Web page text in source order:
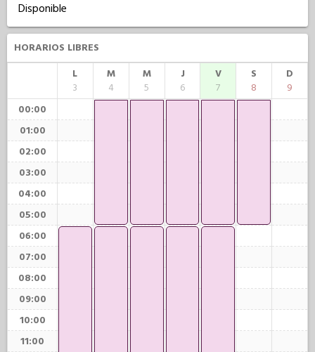
Disponible
HORARIOS LIBRES
L
3
M
4
M
5
J
6
V
7
S
8
D
9
00:00
01:00
02:00
03:00
04:00
05:00
06:00
07:00
08:00
09:00
10:00
11:00